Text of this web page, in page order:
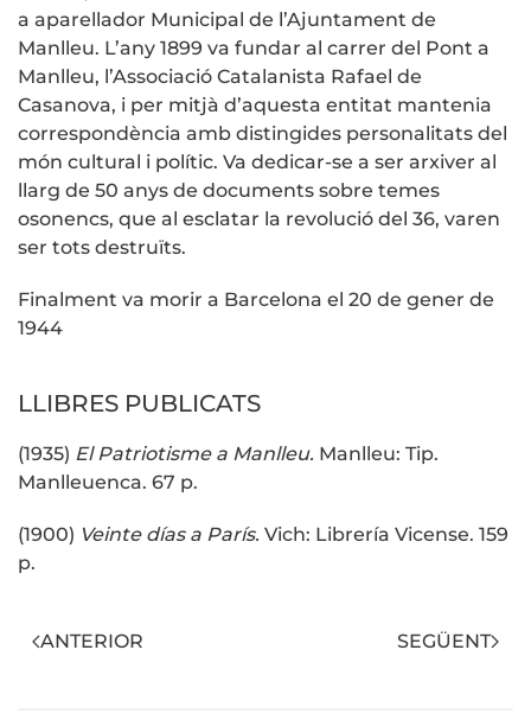
a aparellador Municipal de l’Ajuntament de
Manlleu. L’any 1899 va fundar al carrer del Pont a
Manlleu, l’Associació Catalanista Rafael de
Casanova, i per mitjà d’aquesta entitat mantenia
correspondència amb distingides personalitats del
món cultural i polític. Va dedicar-se a ser arxiver al
llarg de 50 anys de documents sobre temes
osonencs, que al esclatar la revolució del 36, varen
ser tots destruïts.
Finalment va morir a Barcelona el 20 de gener de
1944
LLIBRES PUBLICATS
(1935) El Patriotisme a Manlleu. Manlleu: Tip.
Manlleuenca. 67 p.
(1900) Veinte días a París. Vich: Librería Vicense. 159
p.
ANTERIOR SEGÜENT